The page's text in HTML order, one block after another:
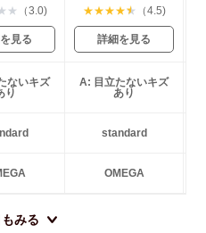
★ （3.0)
見る
★★★★★ （4.5)
詳細を見る
ないキズ
り
A: 目立たないキズ
あり
standard
OMEGA
みる